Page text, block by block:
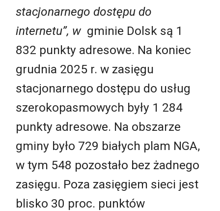
stacjonarnego dostępu do
internetu”, w gminie Dolsk są 1
832 punkty adresowe. Na koniec
grudnia 2025 r. w zasięgu
stacjonarnego dostępu do usług
szerokopasmowych były 1 284
punkty adresowe. Na obszarze
gminy było 729 białych plam NGA,
w tym 548 pozostało bez żadnego
zasięgu. Poza zasięgiem sieci jest
blisko 30 proc. punktów